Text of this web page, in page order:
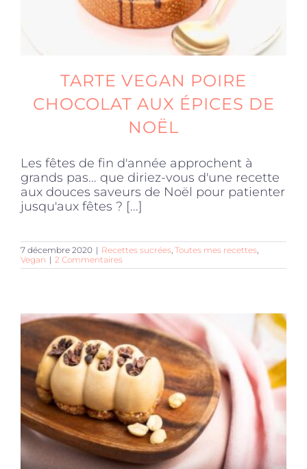
TARTE VEGAN POIRE
CHOCOLAT AUX ÉPICES DE
NOËL
Les fêtes de fin d'année approchent à
grands pas... que diriez-vous d'une recette
aux douces saveurs de Noël pour patienter
jusqu'aux fêtes ? [...]
7 décembre 2020 | Recettes sucrées Toutes mes recettes
Vegan | 2 Commentaires